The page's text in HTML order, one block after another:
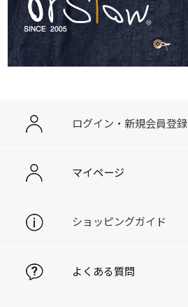
ログイン・新規会員登録
マイページ
ショッピングガイド
よくある質問